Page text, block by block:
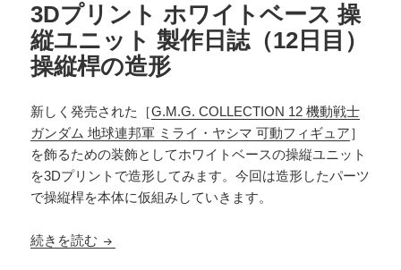
3Dプリント ホワイトベース 操
縦ユニット 製作日誌（12日目）
操縦桿の造形
新しく発売された［G.M.G. COLLECTION 12 機動戦士
ガンダム 地球連邦軍 ミライ・ヤシマ 可動フィギュア］
を飾るための装飾としてホワイトベースの操縦ユニット
を3Dプリントで造形してみます。今回は造形したパーツ
で操縦桿を本体に仮組みしていきます。
続きを読む 3Dプリント ホワイトベース 操縦ユニット 製作